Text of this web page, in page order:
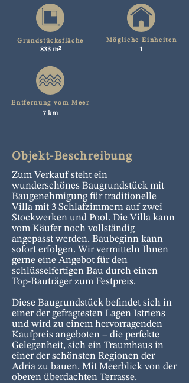
Grundstücksfläche
Entfernung vom Meer
Mögliche Einheiten
1
833 m²
7 km
Objekt-Beschreibung
Zum Verkauf steht ein
wunderschönes Baugrundstück mit
Baugenehmigung für traditionelle
Villa mit 3 Schlafzimmern auf zwei
Stockwerken und Pool. Die Villa kann
vom Käufer noch vollständig
angepasst werden. Baubeginn kann
sofort erfolgen. Wir vermitteln Ihnen
gerne eine Angebot für den
schlüsselfertigen Bau durch einen
Top-Bauträger zum Festpreis.
Diese Baugrundstück befindet sich in
einer der gefragtesten Lagen Istriens
und wird zu einem hervorragenden
Kaufpreis angeboten – die perfekte
Gelegenheit, sich ein Traumhaus in
einer der schönsten Regionen der
Adria zu bauen. Mit Meerblick von der
oberen überdachten Terrasse.